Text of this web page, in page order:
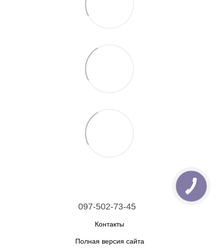
097-502-73-45
Контакты
Полная версия сайта